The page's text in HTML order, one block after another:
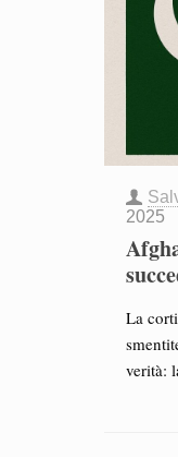
2025
La
verità: